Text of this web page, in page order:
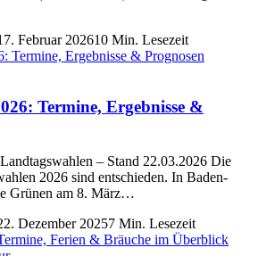
Februar 202610 Min. Lesezeit
Termine, Ergebnisse &
– Stand 22.03.2026 Die
2026 sind entschieden. In Baden-
Grünen am 8. März…
Dezember 20257 Min. Lesezeit